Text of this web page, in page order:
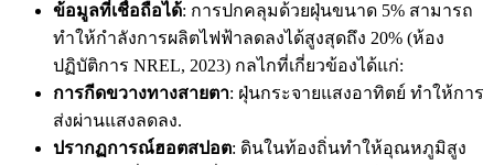
ข้อมูลที่เชื่อถือได้: การปกคลุมด้วยฝุ่นขนาด 5% สามารถ
ทำให้กำลังการผลิตไฟฟ้าลดลงได้สูงสุดถึง 20% (ห้อง
ปฏิบัติการ NREL, 2023) กลไกที่เกี่ยวข้องได้แก่:
การกีดขวางทางสายตา: ฝุ่นกระจายแสงอาทิตย์ ทำให้การ
ส่งผ่านแสงลดลง.
ปรากฏการณ์ฮอตสปอต: ดินในท้องถิ่นทำให้อุณหภูมิสูง